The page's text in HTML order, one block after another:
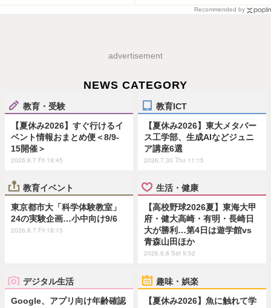
Recommended by
advertisement
NEWS CATEGORY
教育・受験
【夏休み2026】すぐ行けるイ
ベント情報おまとめ便＜8/9-
15開催＞
2026.8.7 Fri 19:45
教育ICT
【夏休み2026】東大メタバー
ス工学部、生成AIなどジュニ
ア講座6選
2026.7.30 Thu 11:15
教育イベント
東京都市大「科学体験教室」
24の実験企画…小中向け9/6
2026.8.7 Fri 18:15
生活・健康
【高校野球2026夏】東海大甲
府・健大高崎・有明・長崎日
大が勝利…第4日は遊学館vs
青森山田ほか
2026.8.8 Sat 9:52
デジタル生活
Google、アプリ向け年齢確認
趣味・娯楽
【夏休み2026】魚に触れて学